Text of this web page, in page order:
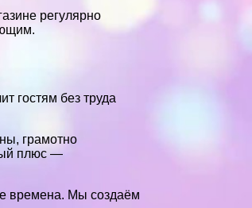
регулярно
гостям без труда
грамотно
плюс —
времена. Мы создаём